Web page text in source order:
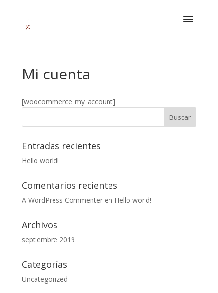
Mi cuenta
[woocommerce_my_account]
Entradas recientes
Hello world!
Comentarios recientes
A WordPress Commenteren Hello world!
Archivos
septiembre 2019
Categorías
Uncategorized